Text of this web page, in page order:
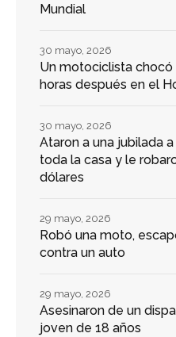
Mundial
Un motociclista
horas después en el
30 mayo, 2026
Ataron a una jubilada
toda la casa y le
dólares
30 mayo, 2026
Robó una moto,
contra un auto
29 mayo, 2026
Asesinaron de un
joven de 18 años
29 mayo, 2026